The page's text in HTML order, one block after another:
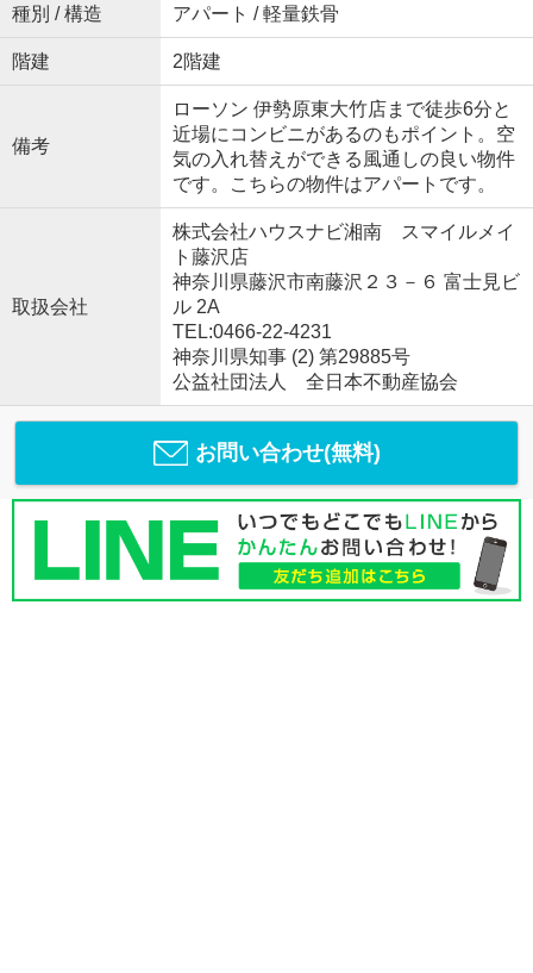
種別 / 構造 アパート / 軽量鉄骨
階建 2階建
備考
ローソン 伊勢原東大竹店まで徒歩6分と
近場にコンビニがあるのもポイント。空
気の入れ替えができる風通しの良い物件
です。こちらの物件はアパートです。
取扱会社
株式会社ハウスナビ湘南 スマイルメイ
ト藤沢店
神奈川県藤沢市南藤沢２３－６ 富士見ビ
ル 2A
TEL:0466-22-4231
神奈川県知事 (2) 第29885号
公益社団法人 全日本不動産協会
お問い合わせ(無料)